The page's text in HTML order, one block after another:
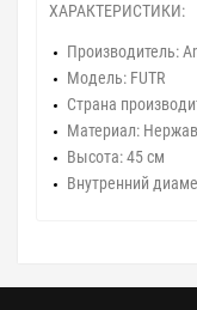
ХАРАКТЕРИСТИКИ:
Производитель:
Модель: FUTR
Страна
Материал:
Высота: 45 см
Внутренний